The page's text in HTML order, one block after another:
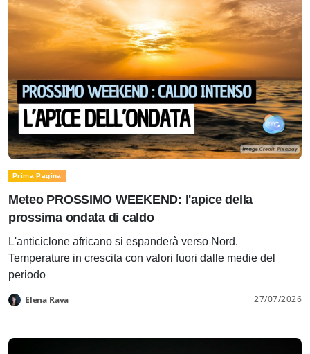
Prima Pagina
Meteo PROSSIMO WEEKEND: l'apice della
prossima ondata di caldo
L'anticiclone africano si espanderà verso Nord.
Temperature in crescita con valori fuori dalle medie del
periodo
Elena Rava 27/07/2026